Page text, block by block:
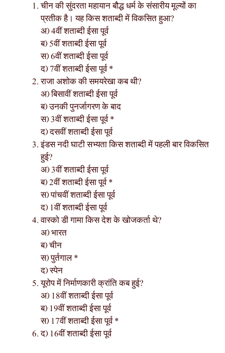
चीन की सुंदरता महायान बौद्ध धर्म के संसारीय मूल्यों का
प्रतीक है। यह किस शताब्दी में विकसित हुआ?
अ) 4वीं शताब्दी ईसा पूर्व
ब) 5वीं शताब्दी ईसा पूर्व
स) 6वीं शताब्दी ईसा पूर्व
द) 7वीं शताब्दी ईसा पूर्व *
राजा अशोक की समयरेखा कब थी?
अ) बिसावीं शताब्दी ईसा पूर्व
ब) उनकी पुनर्जागरण के बाद
स) 3वीं शताब्दी ईसा पूर्व *
द) दसवीं शताब्दी ईसा पूर्व
इंडस नदी घाटी सभ्यता किस शताब्दी में पहली बार विकसित
हुई?
अ) 3वीं शताब्दी ईसा पूर्व
ब) 2वीं शताब्दी ईसा पूर्व *
स) पांचवीं शताब्दी ईसा पूर्व
द) 1वीं शताब्दी ईसा पूर्व
वास्को डी गामा किस देश के खोजकर्ता थे?
अ) भारत
ब) चीन
स) पुर्तगाल *
द) स्पेन
यूरोप में निर्माणकारी क्रांति कब हुई?
अ) 18वीं शताब्दी ईसा पूर्व
ब) 19वीं शताब्दी ईसा पूर्व
स) 17वीं शताब्दी ईसा पूर्व *
द) 16वीं शताब्दी ईसा पूर्व